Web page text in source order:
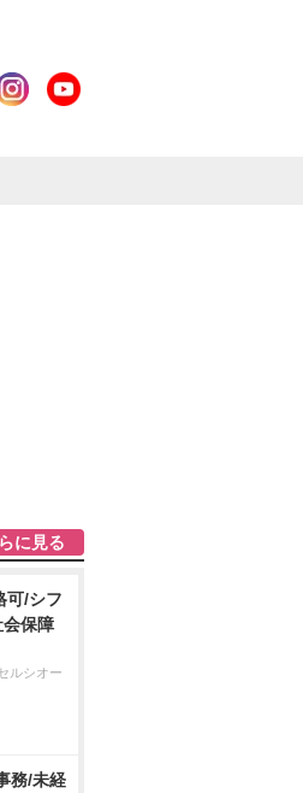
に見る
可/シフ
会保障
ルシオー
務/未経